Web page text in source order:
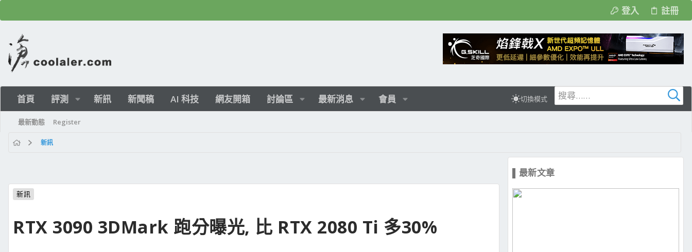
登入 註冊
首頁 評測 新訊 新聞稿 AI 科技 網友開箱 討論區 最新消息 會員 切換模式
最新動態 Register
新訊
新訊
RTX 3090 3DMark 跑分曝光, 比 RTX 2080 Ti 多30%
▌最新文章